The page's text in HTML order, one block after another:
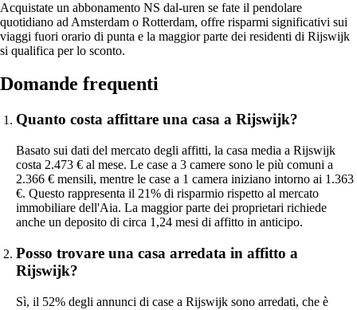
Acquistate un abbonamento NS dal-uren se fate il pendolare
quotidiano ad Amsterdam o Rotterdam, offre risparmi significativi sui
viaggi fuori orario di punta e la maggior parte dei residenti di Rijswijk
si qualifica per lo sconto.
Domande frequenti
Quanto costa affittare una casa a Rijswijk?
Basato sui dati del mercato degli affitti, la casa media a Rijswijk
costa 2.473 € al mese. Le case a 3 camere sono le più comuni a
2.366 € mensili, mentre le case a 1 camera iniziano intorno ai 1.363
€. Questo rappresenta il 21% di risparmio rispetto al mercato
immobiliare dell'Aia. La maggior parte dei proprietari richiede
anche un deposito di circa 1,24 mesi di affitto in anticipo.
Posso trovare una casa arredata in affitto a
Rijswijk?
Sì, il 52% degli annunci di case a Rijswijk sono arredati, che è